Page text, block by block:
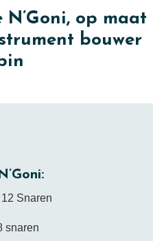
op maat
bouwer
Snaren
snaren